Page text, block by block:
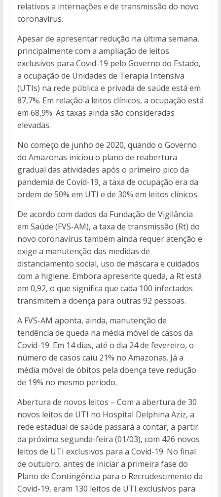
relativos a internações e de transmissão do novo
coronavírus.
Apesar de apresentar redução na última semana,
principalmente com a ampliação de leitos
exclusivos para Covid-19 pelo Governo do Estado,
a ocupação de Unidades de Terapia Intensiva
(UTIs) na rede pública e privada de saúde está em
87,7%. Em relação a leitos clínicos, a ocupação está
em 68,9%. As taxas ainda são consideradas
elevadas.
No começo de junho de 2020, quando o Governo
do Amazonas iniciou o plano de reabertura
gradual das atividades após o primeiro pico da
pandemia de Covid-19, a taxa de ocupação era da
ordem de 50% em UTI e de 30% em leitos clínicos.
De acordo com dados da Fundação de Vigilância
em Saúde (FVS-AM), a taxa de transmissão (Rt) do
novo coronavírus também ainda requer atenção e
exige a manutenção das medidas de
distanciamento social, uso de máscara e cuidados
com a higiene. Embora apresente queda, a Rt está
em 0,92, o que significa que cada 100 infectados
transmitem a doença para outras 92 pessoas.
A FVS-AM aponta, ainda, manutenção de
tendência de queda na média móvel de casos da
Covid-19. Em 14 dias, até o dia 24 de fevereiro, o
número de casos caiu 21% no Amazonas. Já a
média móvel de óbitos pela doença teve redução
de 19% no mesmo período.
Abertura de novos leitos – Com a abertura de 30
novos leitos de UTI no Hospital Delphina Aziz, a
rede estadual de saúde passará a contar, a partir
da próxima segunda-feira (01/03), com 426 novos
leitos de UTI exclusivos para a Covid-19. No final
de outubro, antes de iniciar a primeira fase do
Plano de Contingência para o Recrudescimento da
Covid-19, eram 130 leitos de UTI exclusivos para